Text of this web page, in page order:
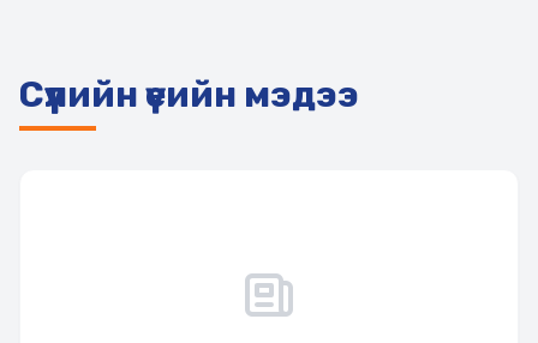
Сүүлийн үеийн мэдээ